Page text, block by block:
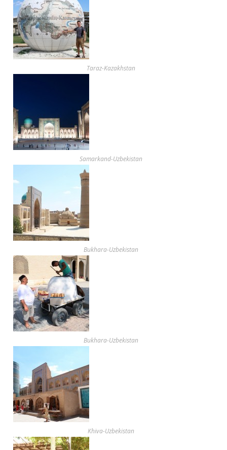
Taraz-Kazakhstan
Samarkand-Uzbekistan
Bukhara-Uzbekistan
Bukhara-Uzbekistan
Khiva-Uzbekistan